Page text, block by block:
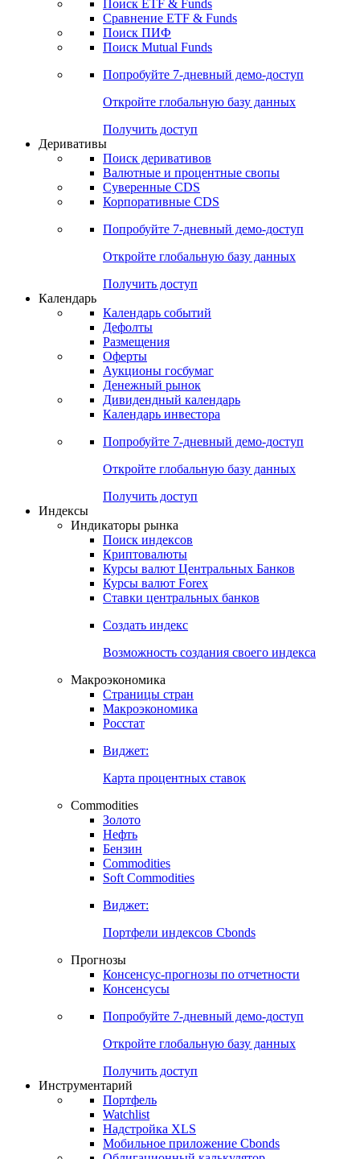
Поиск ETF & Funds
Сравнение ETF & Funds
Поиск ПИФ
Поиск Mutual Funds
Попробуйте 7-дневный демо-доступ
Откройте глобальную базу данных
Получить доступ
Деривативы
Поиск деривативов
Валютные и процентные свопы
Суверенные CDS
Корпоративные CDS
Попробуйте 7-дневный демо-доступ
Откройте глобальную базу данных
Получить доступ
Календарь
Календарь событий
Дефолты
Размещения
Оферты
Аукционы госбумаг
Денежный рынок
Дивидендный календарь
Календарь инвестора
Попробуйте 7-дневный демо-доступ
Откройте глобальную базу данных
Получить доступ
Индексы
Индикаторы рынка
Поиск индексов
Криптовалюты
Курсы валют Центральных Банков
Курсы валют Forex
Ставки центральных банков
Создать индекс
Возможность создания своего индекса
Макроэкономика
Страницы стран
Макроэкономика
Росстат
Виджет:
Карта процентных ставок
Commodities
Золото
Нефть
Бензин
Commodities
Soft Commodities
Виджет:
Портфели индексов Cbonds
Прогнозы
Консенсус-прогнозы по отчетности
Консенсусы
Попробуйте 7-дневный демо-доступ
Откройте глобальную базу данных
Получить доступ
Инструментарий
Портфель
Watchlist
Надстройка XLS
Мобильное приложение Cbonds